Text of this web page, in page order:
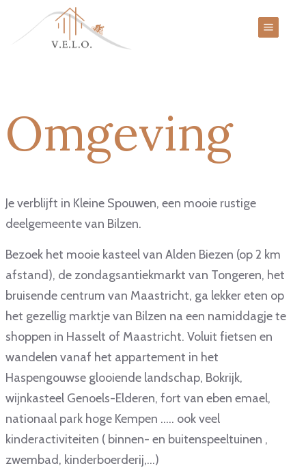
Omgeving
Je verblijft in Kleine Spouwen, een mooie rustige
deelgemeente van Bilzen.
Bezoek het mooie kasteel van Alden Biezen (op 2 km
afstand), de zondagsantiekmarkt van Tongeren, het
bruisende centrum van Maastricht, ga lekker eten op
het gezellig marktje van Bilzen na een namiddagje te
shoppen in Hasselt of Maastricht. Voluit fietsen en
wandelen vanaf het appartement in het
Haspengouwse glooiende landschap, Bokrijk,
wijnkasteel Genoels-Elderen, fort van eben emael,
nationaal park hoge Kempen ..... ook veel
kinderactiviteiten ( binnen- en buitenspeeltuinen ,
zwembad, kinderboerderij,...)